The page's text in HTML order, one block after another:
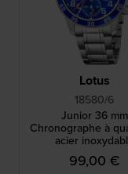
Lotus
18580/6
Junior 36 mm
Chronographe à
acier
99,00 €